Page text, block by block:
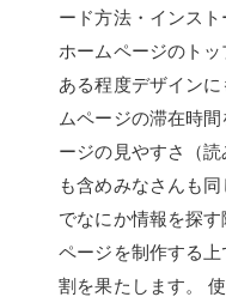
ード方法・インス
ホームページのトッ
ある程度デザイン
ムページの滞在時
ージの見やすさ（
も含めみなさんも
でなにか情報を探
ページを制作する
割を果たします。